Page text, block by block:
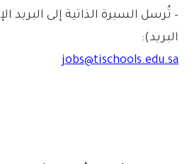
– تُرسل السيرة الذاتية إلى البريد
البريد):
jobs@tischools.edu.sa